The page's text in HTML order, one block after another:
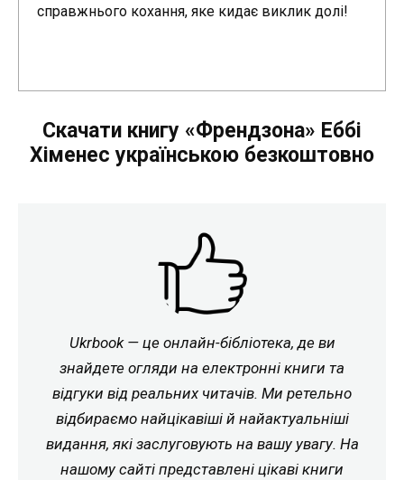
справжнього кохання, яке кидає виклик долі!
Скачати книгу «Френдзона» Еббі
Хіменес українською безкоштовно
Ukrbook — це онлайн-бібліотека, де ви
знайдете огляди на електронні книги та
відгуки від реальних читачів. Ми ретельно
відбираємо найцікавіші й найактуальніші
видання, які заслуговують на вашу увагу. На
нашому сайті представлені цікаві книги